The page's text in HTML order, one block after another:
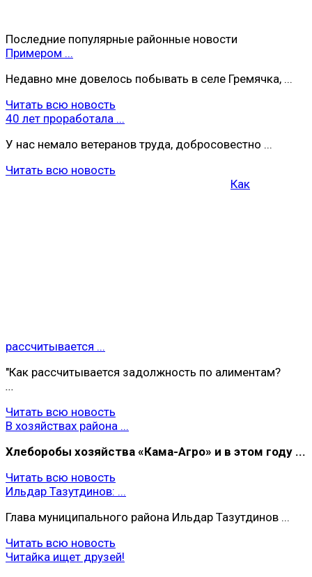
Последние популярные районные новости
Примером ...
Недавно мне довелось побывать в селе Гремячка, ...
Читать всю новость
40 лет проработала ...
У нас немало ветеранов труда, добросовестно ...
Читать всю новость
Как
рассчитывается ...
"Как рассчитывается задолжность по алиментам?
...
Читать всю новость
В хозяйствах района ...
Хлеборобы хoзяйства «Кама-Агро» и в этом году ...
Читать всю новость
Ильдар Тазутдинов: ...
Глава муниципального района Ильдар Тазутдинов ...
Читать всю новость
Читайка ищет друзей!